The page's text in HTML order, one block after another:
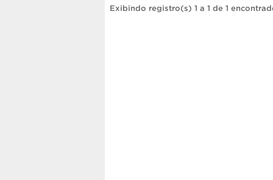
Exibindo registro(s) 1 a 1 de 1